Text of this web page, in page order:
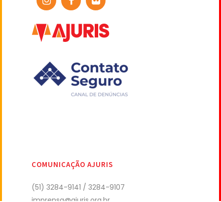
COMUNICAÇÃO AJURIS
(51) 3284-9141 / 3284-9107
imprensa@ajuris.org.br